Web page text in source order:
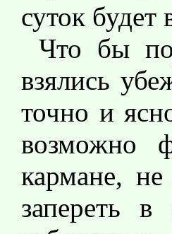
суток
Что бы
взялись
точно и
возможно
кармане,
запереть в